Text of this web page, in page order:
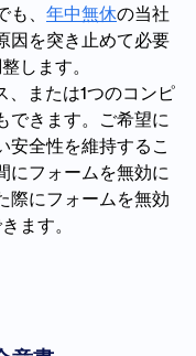
、 年中無休の当社
因を突き止めて必要
します。
、または1つのコンピ
できます。ご希望に
安全性を維持するこ
にフォームを無効に
際にフォームを無効
ます。